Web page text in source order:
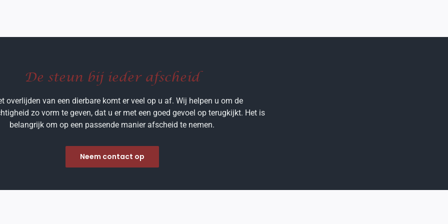
De steun bij ieder afscheid
overlijden van een dierbare komt er veel op u af. Wij helpen u om de
zo vorm te geven, dat u er met een goed gevoel op terugkijkt. Het is
belangrijk om op een passende manier afscheid te nemen.
Neem contact op